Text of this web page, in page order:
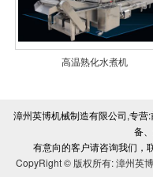
高温熟化水煮机
漳州英博机械制造有限公司,专
备
有意向的客户请咨询我们
CopyRight © 版权所有:漳州英